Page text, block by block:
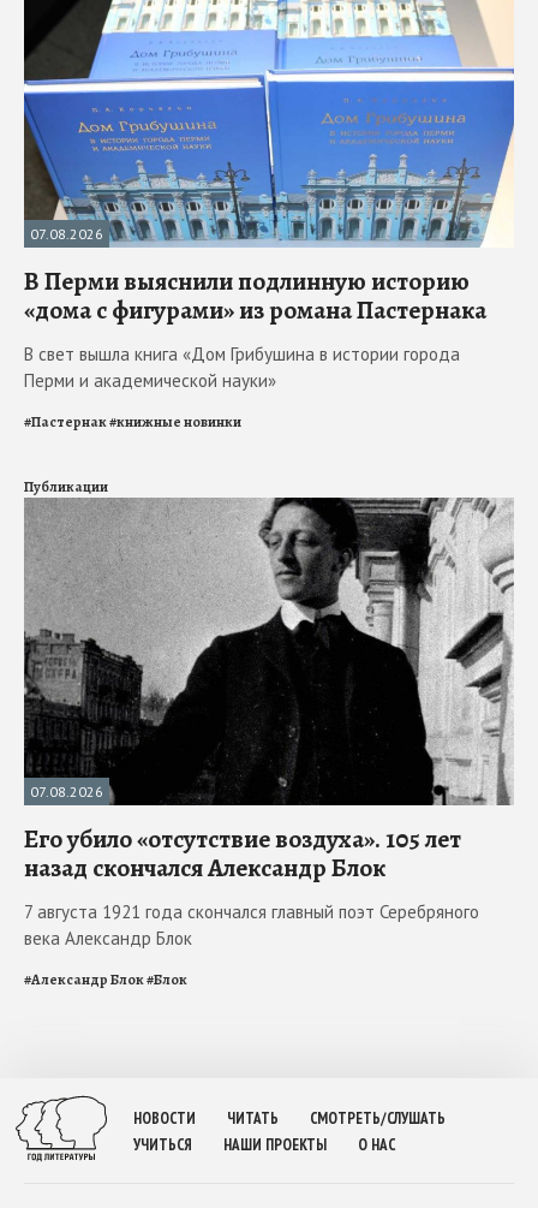
07.08.2026
В Перми выяснили подлинную историю
«дома с фигурами» из романа Пастернака
В свет вышла книга «Дом Грибушина в истории города
Перми и академической науки»
#Пастернак#книжные новинки
Публикации
07.08.2026
Его убило «отсутствие воздуха». 105 лет
назад скончался Александр Блок
7 августа 1921 года скончался главный поэт Серебряного
века Александр Блок
#Александр Блок#Блок
НОВОСТИ ЧИТАТЬ
СМОТРЕТЬ/СЛУШАТЬ
УЧИТЬСЯ
НАШИ ПРОЕКТЫ О НАС